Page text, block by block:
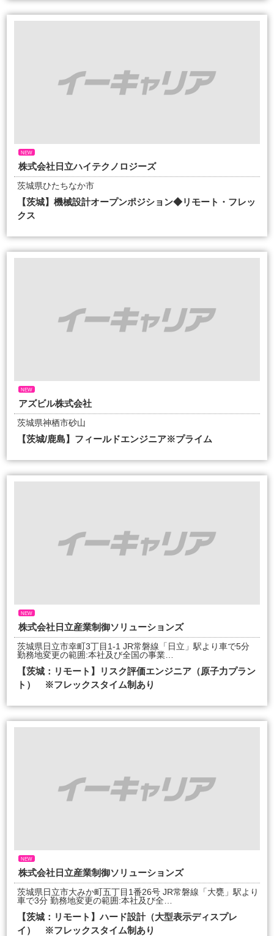
NEW
株式会社日立ハイテクノロジーズ
茨城県ひたちなか市
【茨城】機械設計オープンポジション◆リモート・フレッ
クス
NEW
アズビル株式会社
茨城県神栖市砂山
【茨城/鹿島】フィールドエンジニア※プライム
NEW
株式会社日立産業制御ソリューションズ
茨城県日立市幸町3丁目1-1 JR常磐線「日立」駅より車で5分
勤務地変更の範囲:本社及び全国の事業…
【茨城：リモート】リスク評価エンジニア（原子力プラン
ト） ※フレックスタイム制あり
NEW
株式会社日立産業制御ソリューションズ
茨城県日立市大みか町五丁目1番26号 JR常磐線「大甕」駅より
車で3分 勤務地変更の範囲:本社及び全…
【茨城：リモート】ハード設計（大型表示ディスプレ
イ） ※フレックスタイム制あり